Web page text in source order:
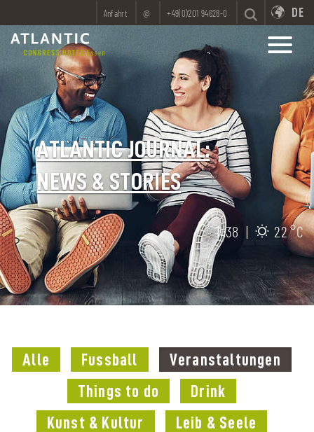
Anfahrt @ +49(0)201 94628-0 DE
ATLANTIC JOURNAL:
NEWS & STORIES
11:38 | 22 °C
Alle Fussball
Veranstaltungen
Things to do
Drink
Kunst & Kultur
Leib & Seele